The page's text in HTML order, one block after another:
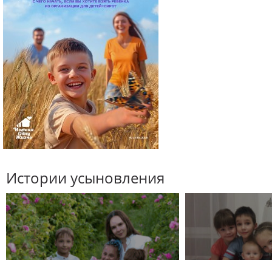
Истории усыновления